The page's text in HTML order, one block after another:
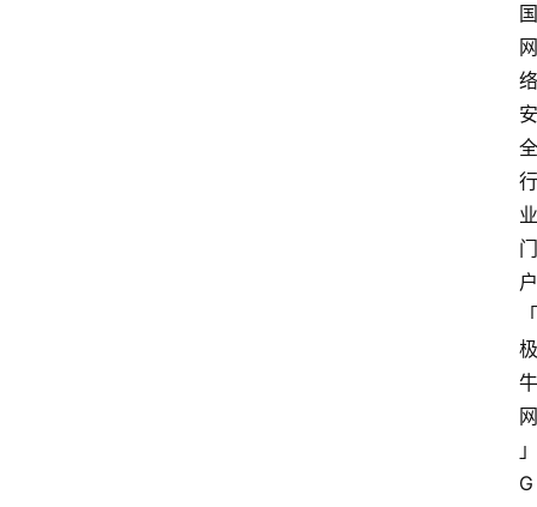
国
网
络
安
全
行
业
门
户
「
极
牛
网
」
G